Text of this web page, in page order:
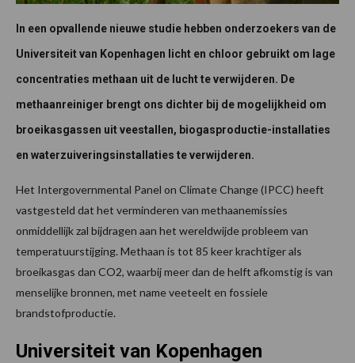
In een opvallende nieuwe studie hebben onderzoekers van de
Universiteit van Kopenhagen licht en chloor gebruikt om lage
concentraties methaan uit de lucht te verwijderen. De
methaanreiniger brengt ons dichter bij de mogelijkheid om
broeikasgassen uit veestallen, biogasproductie-installaties
en waterzuiveringsinstallaties te verwijderen.
Het Intergovernmental Panel on Climate Change (IPCC) heeft
vastgesteld dat het verminderen van methaanemissies
onmiddellijk zal bijdragen aan het wereldwijde probleem van
temperatuurstijging. Methaan is tot 85 keer krachtiger als
broeikasgas dan CO2, waarbij meer dan de helft afkomstig is van
menselijke bronnen, met name veeteelt en fossiele
brandstofproductie.
Universiteit van Kopenhagen